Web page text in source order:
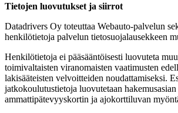
Tietojen luovutukset ja siirrot
Datadrivers Oy toteuttaa Webauto-palvelun
henkilötietoja palvelun tietosuojalausekkeen
Henkilötietoja ei pääsääntöisesti luovuteta
toimivaltaisten viranomaisten vaatimusten
lakisääteisten velvoitteiden noudattamiseksi.
jatkokoulutustietoja luovutetaan
ammattipätevyyskortin ja ajokorttiluvan